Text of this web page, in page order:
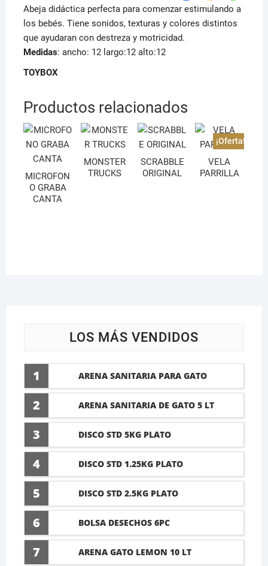
Abeja didáctica perfecta para comenzar estimulando a
los bebés. Tiene sonidos, texturas y colores distintos
que ayudaran con destreza y motricidad.
Medidas: ancho: 12 largo:12 alto:12
TOYBOX
Productos relacionados
MICROFON
O GRABA
CANTA
MONSTER
TRUCKS
SCRABBLE
ORIGINAL
¡Oferta!
VELA
PARRILLA
LOS MÁS VENDIDOS
1 ARENA SANITARIA PARA GATO
LAVANDA 10 LTI
2 ARENA SANITARIA DE GATO 5 LT
3 DISCO STD 5KG PLATO
4 DISCO STD 1.25KG PLATO
5 DISCO STD 2.5KG PLATO
6 BOLSA DESECHOS 6PC
7 ARENA GATO LEMON 10 LT